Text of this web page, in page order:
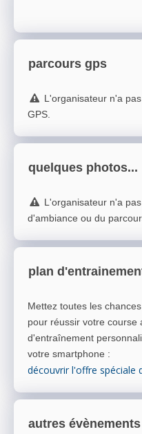
parcours gps
L'organisateur n'a
GPS.
quelques photos...
L'organisateur n'a
d'ambiance ou du
plan
Mettez toutes les
pour réussir votre course
d'entraînement
votre smartphone :
découvrir l'offre spéciale
autres